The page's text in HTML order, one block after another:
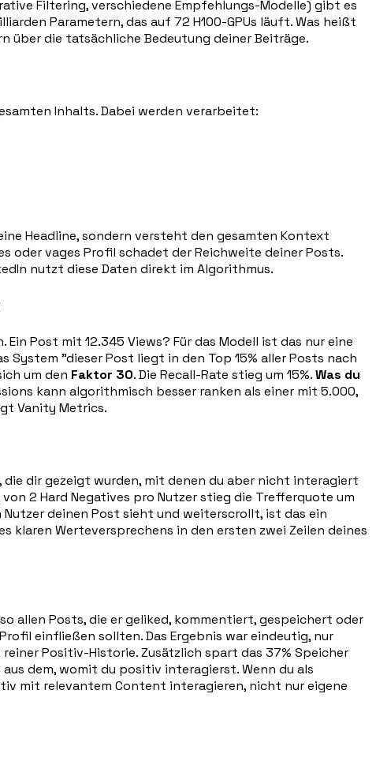
Filtering, verschiedene Empfehlungs-Modelle) gibt es
Parametern, das auf 72 H100-GPUs läuft. Was heißt
über die tatsächliche Bedeutung deiner Beiträge.
Inhalts. Dabei werden verarbeitet:
Headline, sondern versteht den gesamten Kontext
oder vages Profil schadet der Reichweite deiner Posts.
nutzt diese Daten direkt im Algorithmus.
Post mit 12.345 Views? Für das Modell ist das nur eine
System "dieser Post liegt in den Top 15% aller Posts nach
um den Faktor 30. Die Recall-Rate stieg um 15%.Was du
kann algorithmisch besser ranken als einer mit 5.000,
Vanity Metrics.
die dir gezeigt wurden, mit denen du aber nicht interagiert
2 Hard Negatives pro Nutzer stieg die Trefferquote um
Nutzer deinen Post sieht und weiterscrollt, ist das ein
klaren Werteversprechens in den ersten zwei Zeilen deines
allen Posts, die er geliked, kommentiert, gespeichert oder
einfließen sollten. Das Ergebnis war eindeutig, nur
Positiv-Historie. Zusätzlich spart das 37% Speicher
dem, womit du positiv interagierst. Wenn du als
mit relevantem Content interagieren, nicht nur eigene